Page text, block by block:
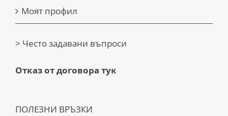
Моят профил
> Често задавани въпроси
Отказ от договора тук
ПОЛЕЗНИ ВРЪЗКИ